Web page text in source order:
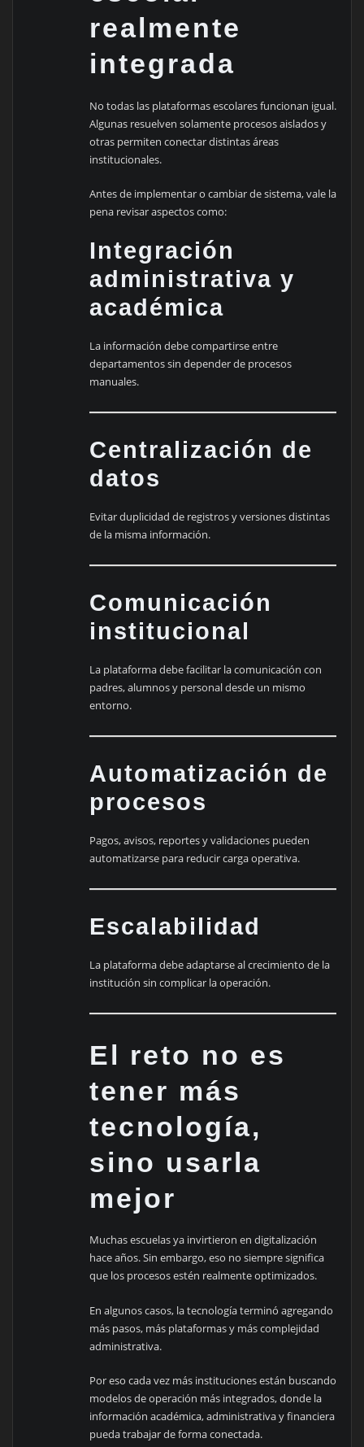
realmente
integrada
No todas las plataformas escolares funcionan igual.
Algunas resuelven solamente procesos aislados y
otras permiten conectar distintas áreas
institucionales.
Antes de implementar o cambiar de sistema, vale la
pena revisar aspectos como:
Integración
administrativa y
académica
La información debe compartirse entre
departamentos sin depender de procesos
manuales.
Centralización de
datos
Evitar duplicidad de registros y versiones distintas
de la misma información.
Comunicación
institucional
La plataforma debe facilitar la comunicación con
padres, alumnos y personal desde un mismo
entorno.
Automatización de
procesos
Pagos, avisos, reportes y validaciones pueden
automatizarse para reducir carga operativa.
Escalabilidad
La plataforma debe adaptarse al crecimiento de la
institución sin complicar la operación.
El reto no es
tener más
tecnología,
sino usarla
mejor
Muchas escuelas ya invirtieron en digitalización
hace años. Sin embargo, eso no siempre significa
que los procesos estén realmente optimizados.
En algunos casos, la tecnología terminó agregando
más pasos, más plataformas y más complejidad
administrativa.
Por eso cada vez más instituciones están buscando
modelos de operación más integrados, donde la
información académica, administrativa y financiera
pueda trabajar de forma conectada.